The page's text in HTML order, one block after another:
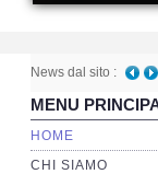
News dal sito :
MENU
HOME
CHI SIAMO